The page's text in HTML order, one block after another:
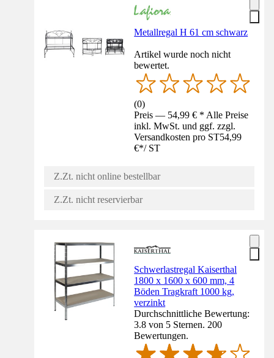
Metallregal H 61 cm schwarz
Artikel wurde noch nicht
bewertet.
(0)
Preis — 54,99 € * Alle Preise
inkl. MwSt. und ggf. zzgl.
Versandkosten pro ST54,99
€*/ ST
Z.Zt. nicht online bestellbar
Z.Zt. nicht reservierbar
Schwerlastregal Kaiserthal
1800 x 1600 x 600 mm, 4
Böden Tragkraft 1000 kg,
verzinkt
Durchschnittliche Bewertung:
3.8 von 5 Sternen. 200
Bewertungen.